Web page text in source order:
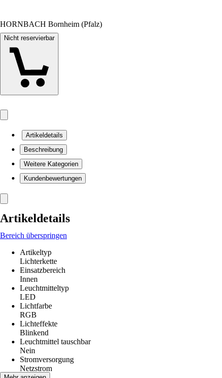
HORNBACH Bornheim (Pfalz)
Nicht reservierbar
Artikeldetails
Beschreibung
Weitere Kategorien
Kundenbewertungen
Artikeldetails
Bereich überspringen
Artikeltyp
Lichterkette
Einsatzbereich
Innen
Leuchtmitteltyp
LED
Lichtfarbe
RGB
Lichteffekte
Blinkend
Leuchtmittel tauschbar
Nein
Stromversorgung
Netzstrom